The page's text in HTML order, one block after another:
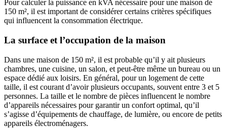
Pour calculer la puissance en kVA nécessaire pour une maison de
150 m², il est important de considérer certains critères spécifiques
qui influencent la consommation électrique.
La surface et l’occupation de la maison
Dans une maison de 150 m², il est probable qu’il y ait plusieurs
chambres, une cuisine, un salon, et peut-être même un bureau ou un
espace dédié aux loisirs. En général, pour un logement de cette
taille, il est courant d’avoir plusieurs occupants, souvent entre 3 et 5
personnes. La taille et le nombre de pièces influencent le nombre
d’appareils nécessaires pour garantir un confort optimal, qu’il
s’agisse d’équipements de chauffage, de lumière, ou encore de petits
appareils électroménagers.